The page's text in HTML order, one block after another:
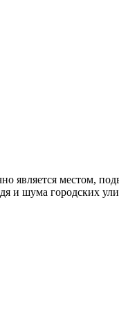
является местом,
и шума городских